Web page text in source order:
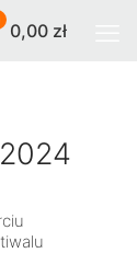
0,00 zł